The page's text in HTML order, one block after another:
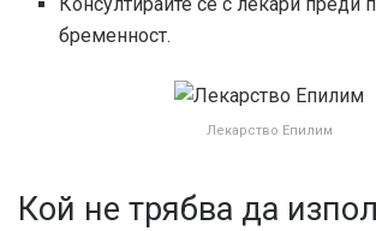
бременност.
Лекарство Епилим
Кой не трябва да